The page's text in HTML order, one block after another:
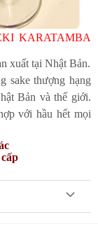
KARATAMBA
xuất tại Nhật Bản.
sake thượng hạng
Bản và thế giới.
với hầu hết mọi